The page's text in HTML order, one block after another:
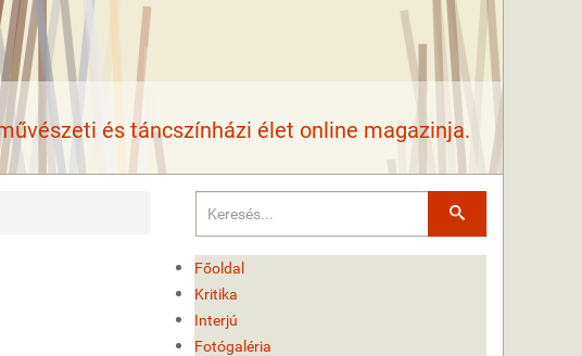
és táncszínházi élet online magazinja.
Keresés
Főoldal
Kritika
Interjú
Fotógaléria